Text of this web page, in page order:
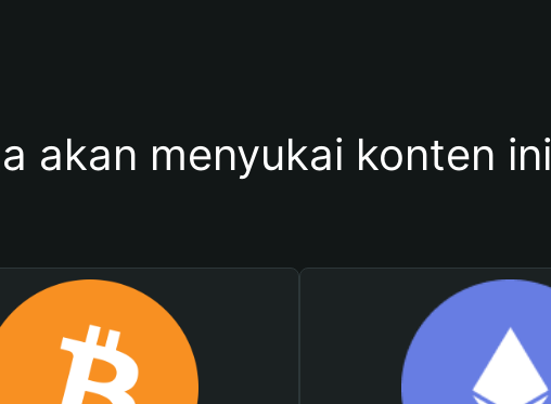
akan menyukai konten ini